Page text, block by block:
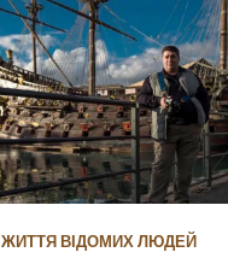
ЖИТТЯ ВІДОМИХ ЛЮДЕЙ